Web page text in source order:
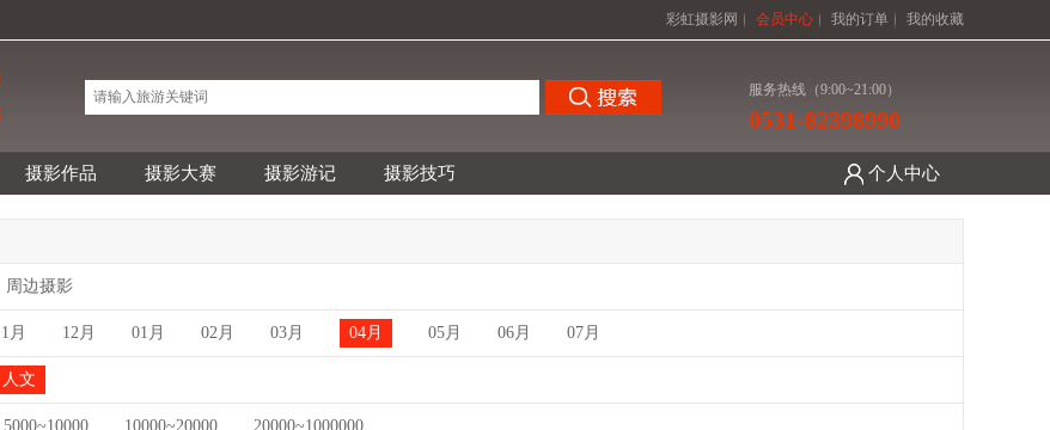
彩虹摄影网 会员中心 我的订单 我的收藏
服务热线（9:00~21:00）
0531-82398990
摄影作品 摄影大赛 摄影游记 摄影技巧 个人中心
周边摄影
月 12月 01月 02月 03月 04月 05月 06月 07月
人文
5000~10000 10000~20000 20000~1000000